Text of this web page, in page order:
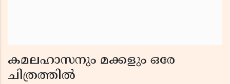
കമലഹാസനും മക്കളും ഒരേ
ചിത്രത്തില്‍